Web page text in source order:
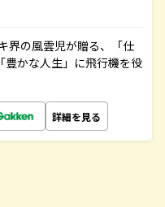
界の風雲児が贈る、「仕
かな人生」に飛行機を役
詳細を見る